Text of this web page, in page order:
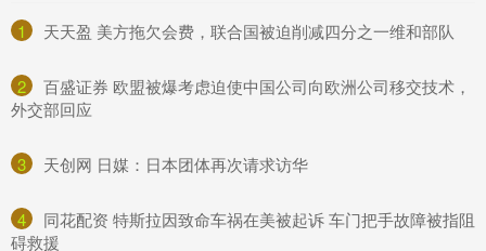
1 ​天天盈 美方拖欠会费，联合国被迫削减四分之一维和部队
2
​百盛证券 欧盟被爆考虑迫使中国公司向欧洲公司移交技术，
外交部回应
3 ​天创网 日媒：日本团体再次请求访华
4
​同花配资 特斯拉因致命车祸在美被起诉 车门把手故障被指阻
碍救援